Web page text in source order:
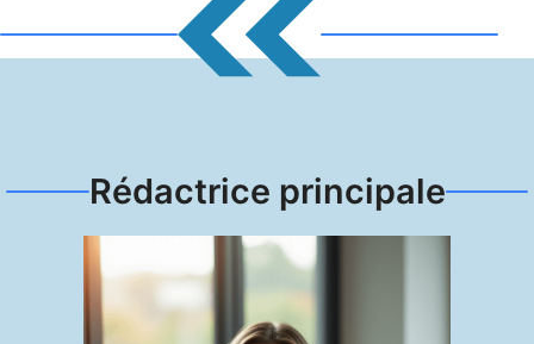
Rédactrice principale